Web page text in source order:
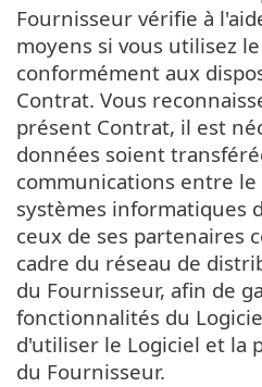
Fournisseur vérifie à
moyens si vous utilisez
conformément aux
Contrat. Vous
présent Contrat, il est
données soient
communications entre le
systèmes informatiques
ceux de ses partenaires
cadre du réseau de
du Fournisseur, afin de
fonctionnalités du
d'utiliser le Logiciel et la
du Fournisseur.